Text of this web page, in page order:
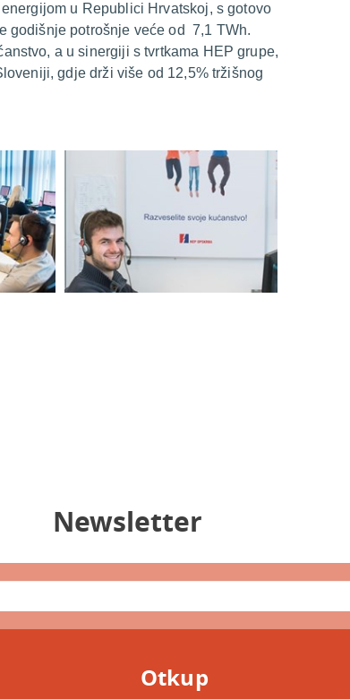
u Republici Hrvatskoj, s gotovo
godišnje potrošnje veće od 7,1 TWh.
a u sinergiji s tvrtkama HEP grupe,
gdje drži više od 12,5% tržišnog
Newsletter
Otkup